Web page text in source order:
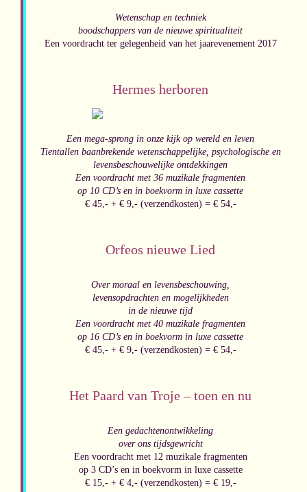
Wetenschap en techniek
boodschappers van de nieuwe spiritualiteit
Een voordracht ter gelegenheid van het jaarevenement 2017
Hermes herboren
Een mega-sprong in onze kijk op wereld en leven
Tientallen baanbrekende wetenschappelijke, psychologische en
levensbeschouwelijke ontdekkingen
Een voordracht met 36 muzikale fragmenten
op 10 CD’s en in boekvorm in luxe cassette
€ 45,- + € 9,- (verzendkosten) = € 54,-
Orfeos nieuwe Lied
Over moraal en levensbeschouwing,
levensopdrachten en mogelijkheden
in de nieuwe tijd
Een voordracht met 40 muzikale fragmenten
op 16 CD’s en in boekvorm in luxe cassette
€ 45,- + € 9,- (verzendkosten) = € 54,-
Het Paard van Troje – toen en nu
Een gedachtenontwikkeling
over ons tijdsgewricht
Een voordracht met 12 muzikale fragmenten
op 3 CD’s en in boekvorm in luxe cassette
€ 15,- + € 4,- (verzendkosten) = € 19,-